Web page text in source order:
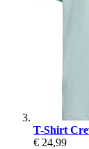
T-Shirt
€ 24,99